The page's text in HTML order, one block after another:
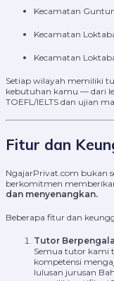
Kecamatan
Kecamatan
Kecamatan
Setiap wilayah memiliki
kebutuhan kamu — dari
TOEFL/IELTS dan ujian
Fitur dan
NgajarPrivat.com bukan
berkomitmen
dan menyenangkan.
Beberapa fitur dan
Tutor
Semua tutor kami
kompetensi
lulusan jurusan